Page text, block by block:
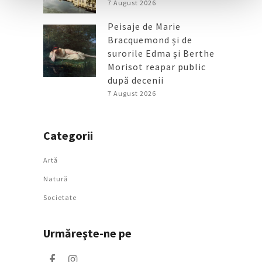
7 August 2026
Peisaje de Marie
Bracquemond și de
surorile Edma și Berthe
Morisot reapar public
după decenii
7 August 2026
Categorii
Artǎ
Natură
Societate
Urmăreşte-ne pe